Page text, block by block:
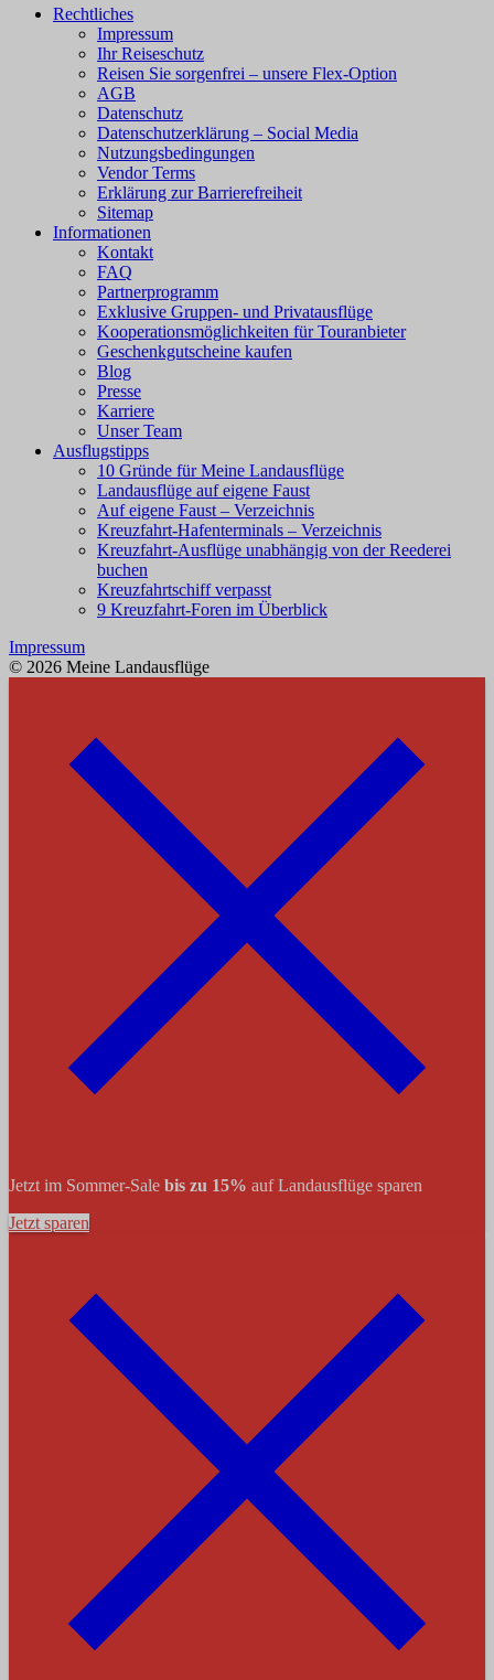
Rechtliches
Impressum
Ihr Reiseschutz
Reisen Sie sorgenfrei – unsere Flex-Option
AGB
Datenschutz
Datenschutzerklärung – Social Media
Nutzungsbedingungen
Vendor Terms
Erklärung zur Barrierefreiheit
Sitemap
Informationen
Kontakt
FAQ
Partnerprogramm
Exklusive Gruppen- und Privatausflüge
Kooperationsmöglichkeiten für Touranbieter
Geschenkgutscheine kaufen
Blog
Presse
Karriere
Unser Team
Ausflugstipps
10 Gründe für Meine Landausflüge
Landausflüge auf eigene Faust
Auf eigene Faust – Verzeichnis
Kreuzfahrt-Hafenterminals – Verzeichnis
Kreuzfahrt-Ausflüge unabhängig von der Reederei
buchen
Kreuzfahrtschiff verpasst
9 Kreuzfahrt-Foren im Überblick
Impressum
© 2026 Meine Landausflüge
Jetzt im Sommer-Sale bis zu 15% auf Landausflüge sparen
Jetzt sparen